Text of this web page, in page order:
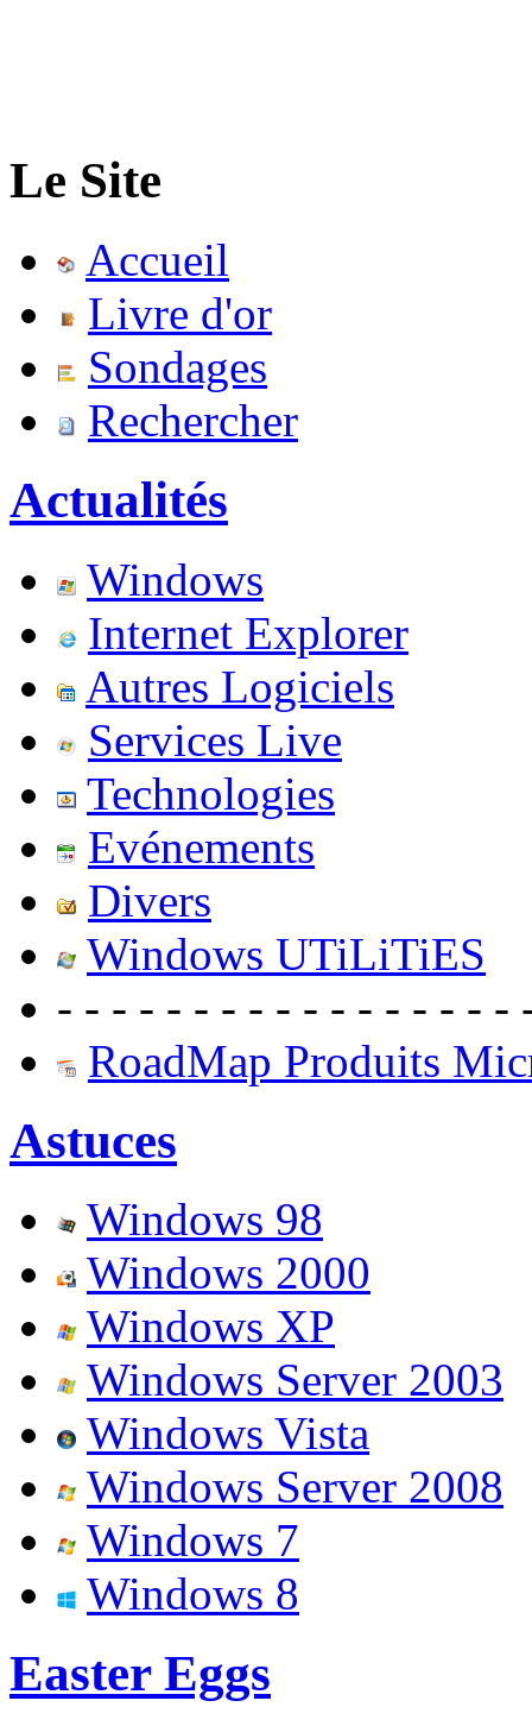
Le Site
Accueil
Livre d'or
Sondages
Rechercher
Actualités
Windows
Internet Explorer
Autres Logiciels
Services Live
Technologies
Evénements
Divers
Windows UTiLiTiES
- - - - - - - - - - - - - - - - -
RoadMap Produits
Astuces
Windows 98
Windows 2000
Windows XP
Windows Server 2003
Windows Vista
Windows Server 2008
Windows 7
Windows 8
Easter Eggs